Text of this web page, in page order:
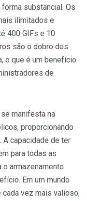
substancial. Os
ilimitados e
400 GIFs e 10
são o dobro dos
o que é um benefício
de
manifesta na
proporcionando
A capacidade de ter
para todas as
armazenamento
Em um mundo
cada vez mais valioso,